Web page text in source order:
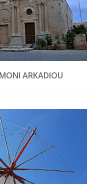
ARKADIOU